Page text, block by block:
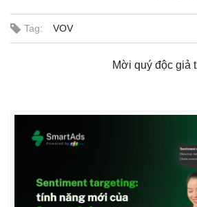
Pháp luật
Vụ án
Quân
Vũ khí
Tag: VOV
Mời quý độc giả